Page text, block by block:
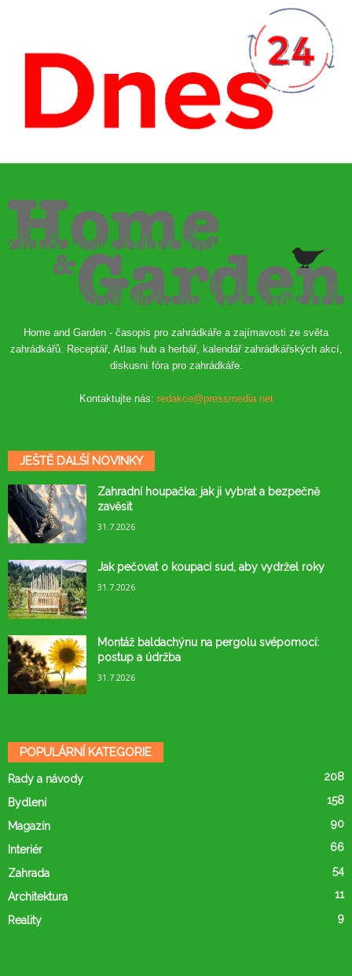
Home and Garden - časopis pro zahrádkáře a zajímavosti ze světa
zahrádkářů. Receptář, Atlas hub a herbář, kalendář zahrádkářských akcí,
diskusní fóra pro zahrádkáře.
Kontaktujte nás: redakce@pressmedia.net
JEŠTĚ DALŠÍ NOVINKY
Zahradní houpačka: jak ji vybrat a bezpečně
zavěsit
31.7.2026
Jak pečovat o koupací sud, aby vydržel roky
31.7.2026
Montáž baldachýnu na pergolu svépomocí:
postup a údržba
31.7.2026
POPULÁRNÍ KATEGORIE
Rady a návody 208
Bydlení 158
Magazín 90
Interiér 66
Zahrada 54
Architektura 11
Reality 9